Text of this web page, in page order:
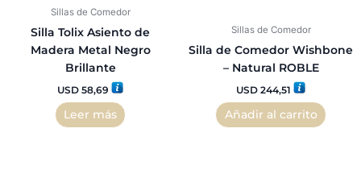
Sillas de Comedor
Silla Tolix Asiento de
Madera Metal Negro
Brillante
USD 58,69
Leer más
Sillas de Comedor
Silla de Comedor Wishbone
– Natural ROBLE
USD 244,51
Añadir al carrito